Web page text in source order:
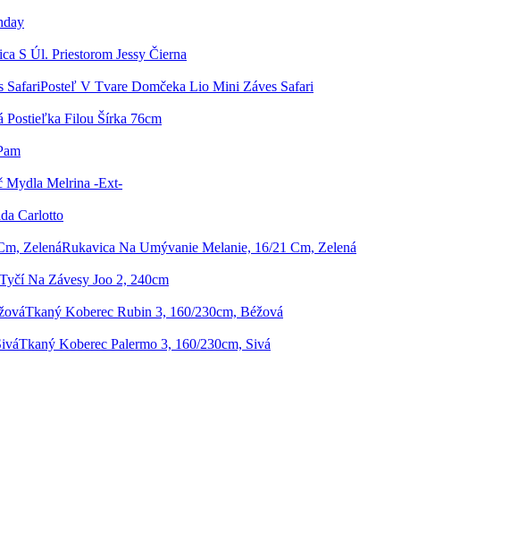
S Úl. Priestorom Jessy Čierna
Posteľ V Tvare Domčeka Lio Mini Záves Safari
Postieľka Filou Šírka 76cm
Mydla Melrina -Ext-
Carlotto
Rukavica Na Umývanie Melanie, 16/21 Cm, Zelená
Na Závesy Joo 2, 240cm
Tkaný Koberec Rubin 3, 160/230cm, Béžová
Tkaný Koberec Palermo 3, 160/230cm, Sivá